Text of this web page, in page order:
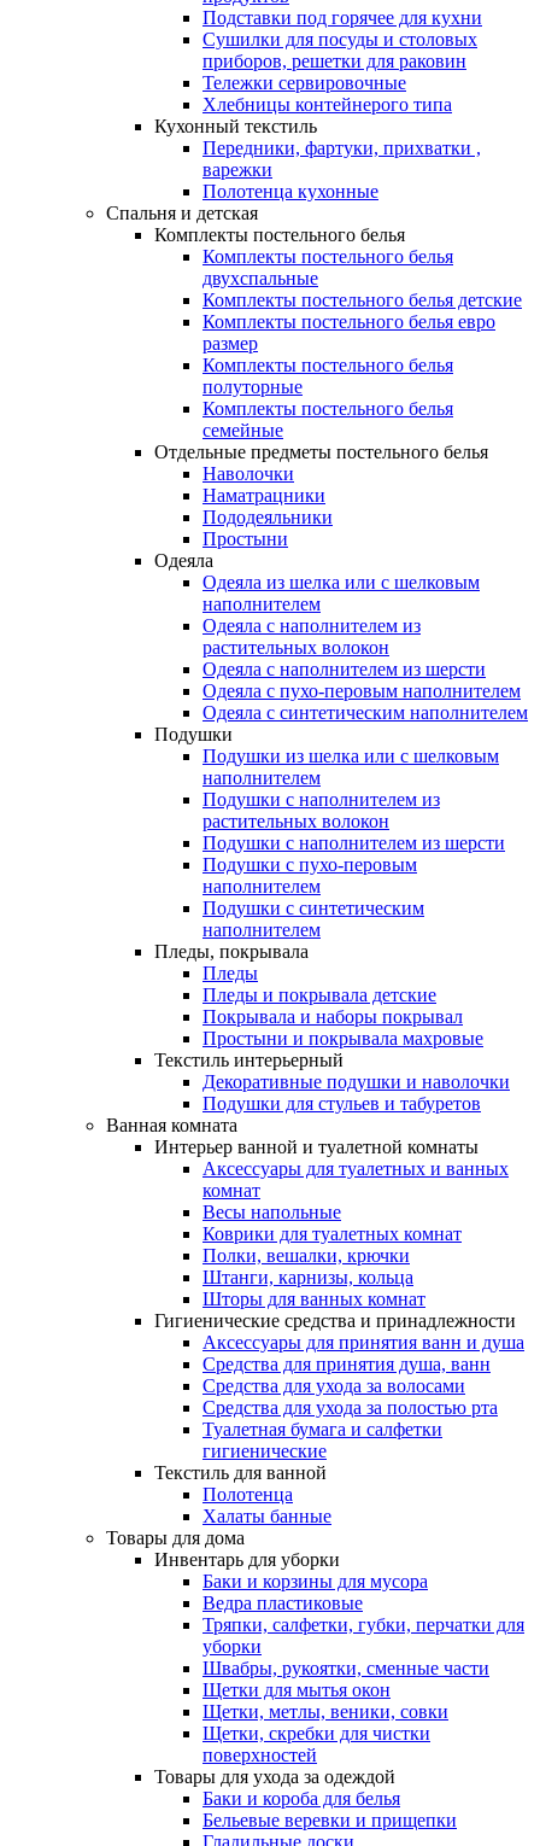
Подставки под горячее для кухни
Сушилки для посуды и столовых
приборов, решетки для раковин
Тележки сервировочные
Хлебницы контейнерого типа
Кухонный текстиль
Передники, фартуки, прихватки ,
варежки
Полотенца кухонные
Спальня и детская
Комплекты постельного белья
Комплекты постельного белья
двухспальные
Комплекты постельного белья детские
Комплекты постельного белья евро
размер
Комплекты постельного белья
полуторные
Комплекты постельного белья
семейные
Отдельные предметы постельного белья
Наволочки
Наматрацники
Пододеяльники
Простыни
Одеяла
Одеяла из шелка или с шелковым
наполнителем
Одеяла с наполнителем из
растительных волокон
Одеяла с наполнителем из шерсти
Одеяла с пухо-перовым наполнителем
Одеяла с синтетическим наполнителем
Подушки
Подушки из шелка или с шелковым
наполнителем
Подушки с наполнителем из
растительных волокон
Подушки с наполнителем из шерсти
Подушки с пухо-перовым
наполнителем
Подушки с синтетическим
наполнителем
Пледы, покрывала
Пледы
Пледы и покрывала детские
Покрывала и наборы покрывал
Простыни и покрывала махровые
Текстиль интерьерный
Декоративные подушки и наволочки
Подушки для стульев и табуретов
Ванная комната
Интерьер ванной и туалетной комнаты
Аксессуары для туалетных и ванных
комнат
Весы напольные
Коврики для туалетных комнат
Полки, вешалки, крючки
Штанги, карнизы, кольца
Шторы для ванных комнат
Гигиенические средства и принадлежности
Аксессуары для принятия ванн и душа
Средства для принятия душа, ванн
Средства для ухода за волосами
Средства для ухода за полостью рта
Туалетная бумага и салфетки
гигиенические
Текстиль для ванной
Полотенца
Халаты банные
Товары для дома
Инвентарь для уборки
Баки и корзины для мусора
Ведра пластиковые
Тряпки, салфетки, губки, перчатки для
уборки
Швабры, рукоятки, сменные части
Щетки для мытья окон
Щетки, метлы, веники, совки
Щетки, скребки для чистки
поверхностей
Товары для ухода за одеждой
Баки и короба для белья
Бельевые веревки и прищепки
Гладильные доски